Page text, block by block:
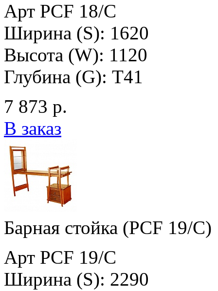
Арт PCF 18/C
Ширина (S): 1620
Высота (W): 1120
Глубина (G): T41
7 873 р.
В заказ
Барная стойка (PCF 19/C)
Арт PCF 19/C
Ширина (S): 2290